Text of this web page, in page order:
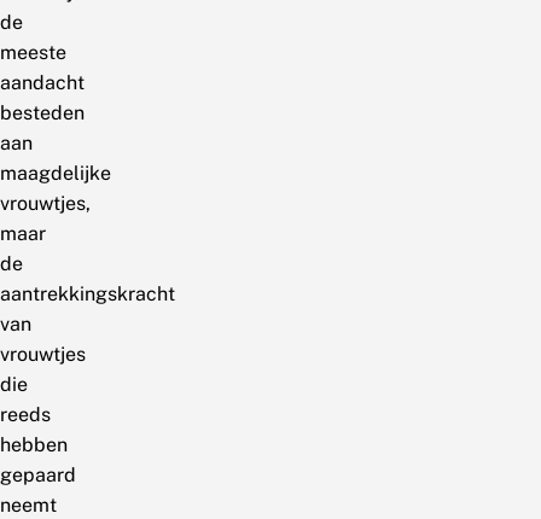
de
meeste
aandacht
besteden
aan
maagdelijke
vrouwtjes,
maar
de
aantrekkingskracht
van
vrouwtjes
die
reeds
hebben
gepaard
neemt